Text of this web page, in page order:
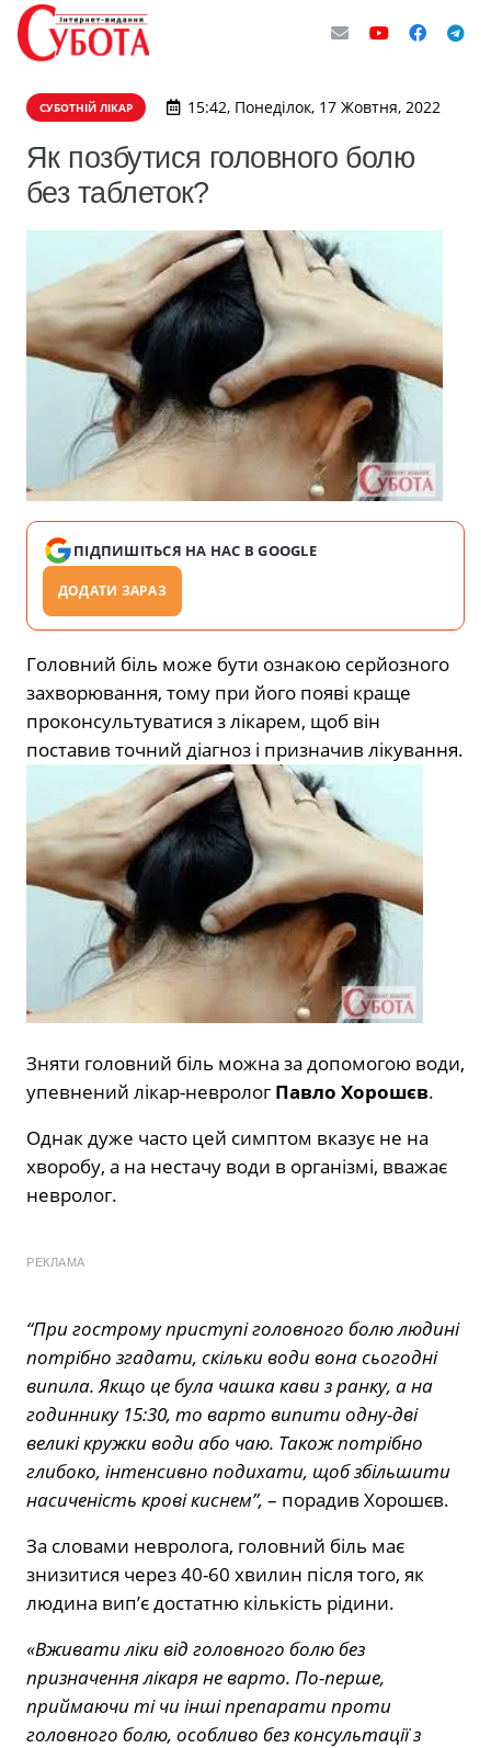
СУБОТНІЙ ЛІКАР 15:42, Понеділок, 17 Жовтня, 2022
Як позбутися головного болю
без таблеток?
ПІДПИШІТЬСЯ НА НАС В GOOGLE
ДОДАТИ ЗАРАЗ
Головний біль може бути ознакою серйозного
захворювання, тому при його появі краще
проконсультуватися з лікарем, щоб він
поставив точний діагноз і призначив лікування.
Зняти головний біль можна за допомогою води,
упевнений лікар-невролог Павло Хорошєв.
Однак дуже часто цей симптом вказує не на
хворобу, а на нестачу води в організмі, вважає
невролог.
РЕКЛАМА
“При гострому приступі головного болю людині
потрібно згадати, скільки води вона сьогодні
випила. Якщо це була чашка кави з ранку, а на
годиннику 15:30, то варто випити одну-дві
великі кружки води або чаю. Також потрібно
глибоко, інтенсивно подихати, щоб збільшити
насиченість крові киснем”, – порадив Хорошєв.
За словами невролога, головний біль має
знизитися через 40-60 хвилин після того, як
людина вип’є достатню кількість рідини.
«Вживати ліки від головного болю без
призначення лікаря не варто. По-перше,
приймаючи ті чи інші препарати проти
головного болю, особливо без консультації з